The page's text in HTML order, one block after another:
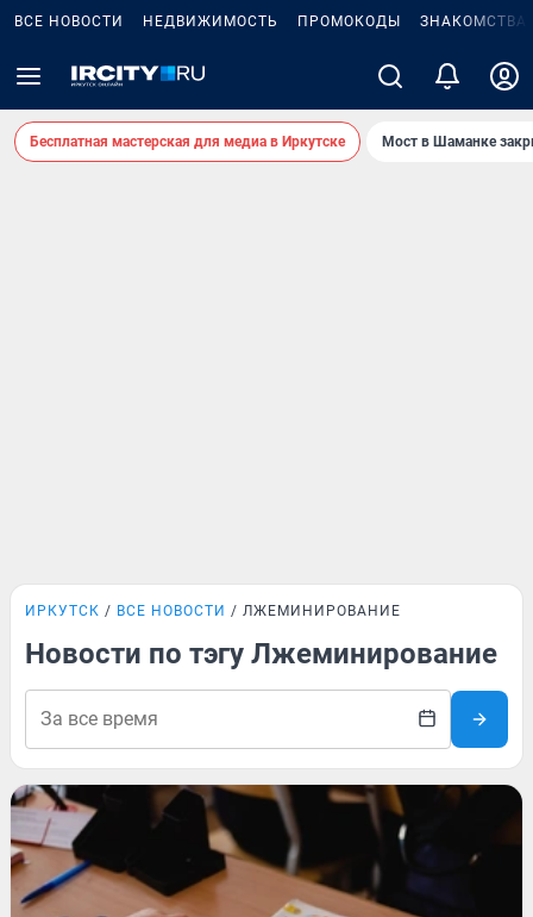
ВСЕ НОВОСТИ НЕДВИЖИМОСТЬ ПРОМОКОДЫ ЗНАКОМСТВА
Бесплатная мастерская для медиа в Иркутске Мост в Шаманке
ИРКУТСК ВСЕ НОВОСТИ ЛЖЕМИНИРОВАНИЕ
Новости по тэгу Лжеминирование